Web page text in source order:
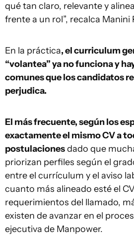
qué tan claro, relevante y
frente a un rol”, recalca Manini
En la práctica, el curriculum
“volantea” ya no funciona y
comunes que los candidatos
perjudica.
El más frecuente, según los
exactamente el mismo CV a
postulacionesdado que
priorizan perfiles según el
entre el currículum y el aviso
cuanto más alineado esté el
requerimientos del llamado,
existen de avanzar en el
ejecutiva de Manpower.